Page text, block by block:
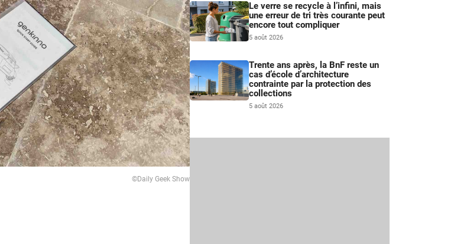
©Daily Geek Show
Le verre se recycle à l’infini, mais
une erreur de tri très courante peut
encore tout compliquer
5 août 2026
Trente ans après, la BnF reste un
cas d’école d’architecture
contrainte par la protection des
collections
5 août 2026